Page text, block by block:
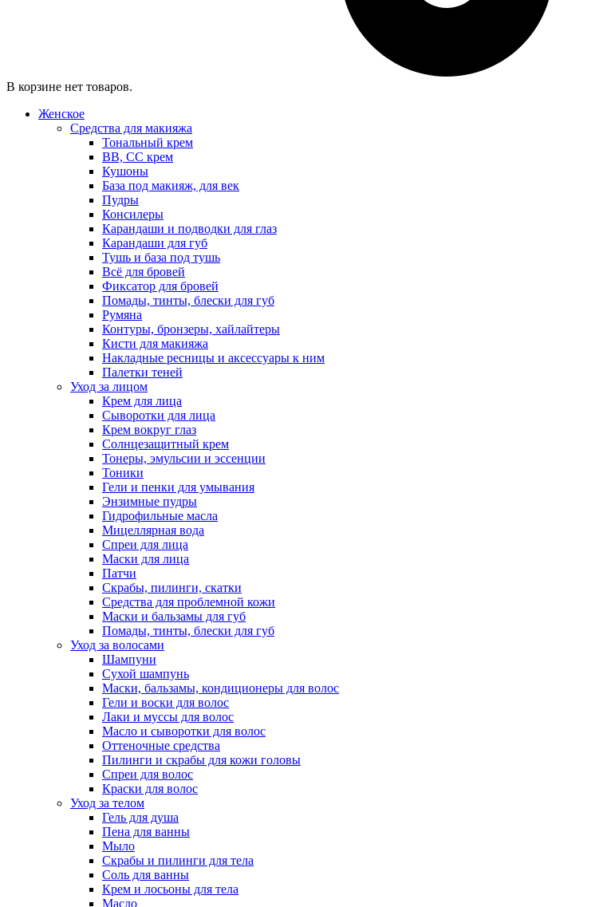
В корзине нет товаров.
Женское
Средства для макияжа
Тональный крем
BB, CC крем
Кушоны
База под макияж, для век
Пудры
Консилеры
Карандаши и подводки для глаз
Карандаши для губ
Тушь и база под тушь
Всё для бровей
Фиксатор для бровей
Помады, тинты, блески для губ
Румяна
Контуры, бронзеры, хайлайтеры
Кисти для макияжа
Накладные ресницы и аксессуары к ним
Палетки теней
Уход за лицом
Крем для лица
Сыворотки для лица
Крем вокруг глаз
Солнцезащитный крем
Тонеры, эмульсии и эссенции
Тоники
Гели и пенки для умывания
Энзимные пудры
Гидрофильные масла
Мицеллярная вода
Спреи для лица
Маски для лица
Патчи
Скрабы, пилинги, скатки
Средства для проблемной кожи
Маски и бальзамы для губ
Помады, тинты, блески для губ
Уход за волосами
Шампуни
Сухой шампунь
Маски, бальзамы, кондиционеры для волос
Гели и воски для волос
Лаки и муссы для волос
Масло и сыворотки для волос
Оттеночные средства
Пилинги и скрабы для кожи головы
Спреи для волос
Краски для волос
Уход за телом
Гель для душа
Пена для ванны
Мыло
Скрабы и пилинги для тела
Соль для ванны
Крем и лосьоны для тела
Масло